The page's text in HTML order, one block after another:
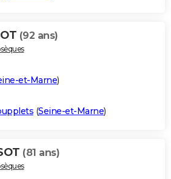
(92 ans)
et-Marne)
(Seine-et-Marne)
(81 ans)